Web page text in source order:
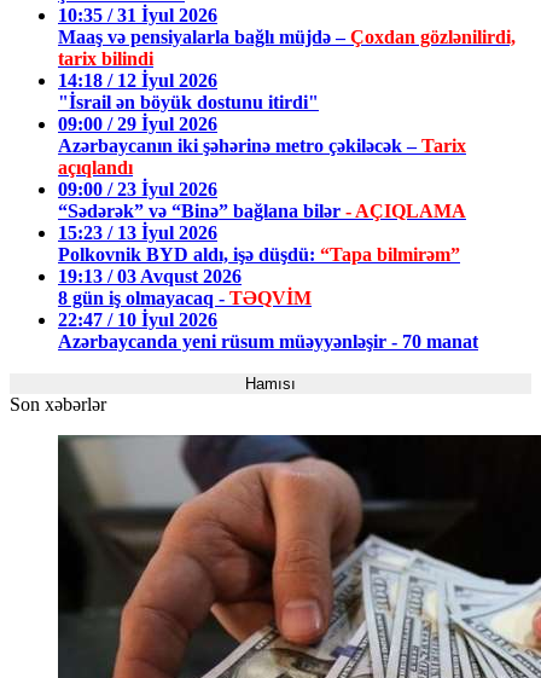
10:35 / 31 İyul 2026
Maaş və pensiyalarla bağlı müjdə –Çoxdan gözlənilirdi,
tarix bilindi
14:18 / 12 İyul 2026
"İsrail ən böyük dostunu itirdi"
09:00 / 29 İyul 2026
Azərbaycanın iki şəhərinə metro çəkiləcək –Tarix
açıqlandı
09:00 / 23 İyul 2026
“Sədərək” və “Binə” bağlana bilər - AÇIQLAMA
15:23 / 13 İyul 2026
Polkovnik BYD aldı, işə düşdü: “Tapa bilmirəm”
19:13 / 03 Avqust 2026
8 gün iş olmayacaq - TƏQVİM
22:47 / 10 İyul 2026
Azərbaycanda yeni rüsum müəyyənləşir - 70 manat
Hamısı
Son xəbərlər